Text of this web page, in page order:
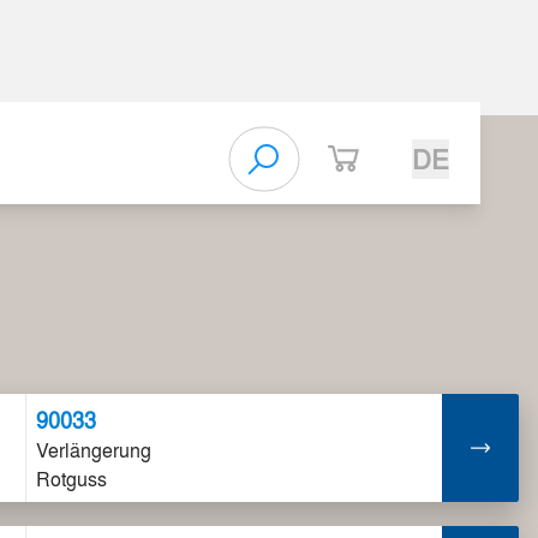
DE
90033
Verlängerung
Rotguss